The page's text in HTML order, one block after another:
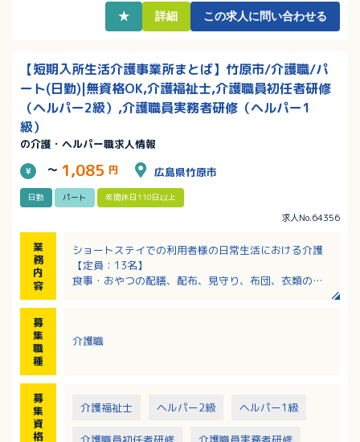
おすすめです
★ 詳細 この求人に問い合わせる
【短期入所生活介護事業所まとば】竹原市/介護職/パ
ート(日勤)|無資格OK,介護福祉士,介護職員初任者研修
（ヘルパー2級）,介護職員実務者研修（ヘルパー1
級）
の介護・ヘルパー職求人情報
～ 1,085 円 広島県竹原市
日勤 パート 年間休日110日以上
求人No.64356
業
務
内
容
ショートステイでの利用者様の日常生活における介護
【定員：13名】
食事・おやつの配膳、配布、見守り、布団、衣類の天
募
集
職
種
介護職
募
集
資
格
介護福祉士 ヘルパー2級 ヘルパー1級